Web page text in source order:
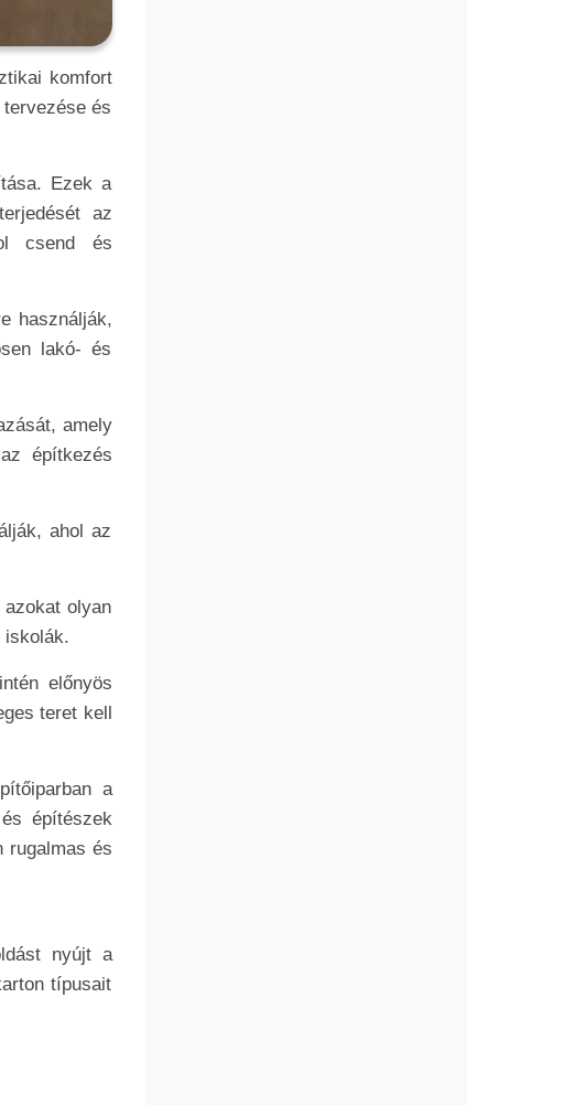
komfort
és
Ezek a
az
csend és
használják,
lakó- és
amely
építkezés
ahol az
olyan
iskolák.
előnyös
teret kell
a
építészek
rugalmas és
nyújt a
típusait